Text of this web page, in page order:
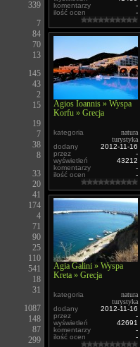
339
7
84
70
13
145
43
2
15
19
7
38
8
33
20
41
174
4
71
90
25
110
541
18
31
1087
148
87
299
komentarzy
-
ilość ocen
-
Agios Ioannis » Wyspa
Korfu » Grecja
kategoria
natura
turystyka
dodany
2012-11-16
przez
-
wyświetleń
43212
komentarzy
-
ilość ocen
-
Agia Galini » Wyspa
Kreta » Grecja
kategoria
natura
turystyka
dodany
2012-11-16
przez
-
wyświetleń
42691
komentarzy
-
ilość ocen
-